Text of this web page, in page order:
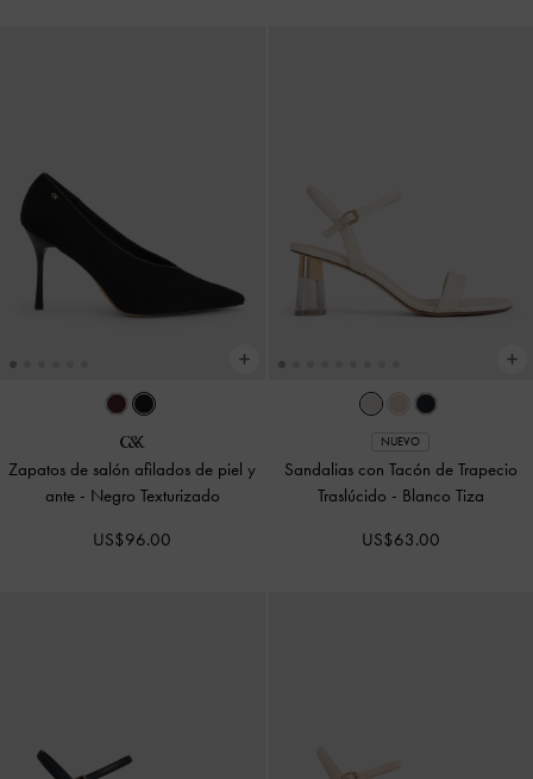
Zapatos de salón afilados de piel y
ante - Negro Texturizado
US$96.00
NUEVO
Sandalias con Tacón de Trapecio
Traslúcido - Blanco Tiza
US$63.00